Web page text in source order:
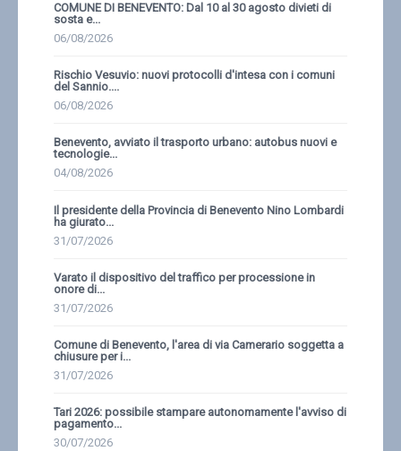
COMUNE DI BENEVENTO: Dal 10 al 30 agosto divieti di
sosta e...
06/08/2026
Rischio Vesuvio: nuovi protocolli d'intesa con i comuni
del Sannio....
06/08/2026
Benevento, avviato il trasporto urbano: autobus nuovi e
tecnologie...
04/08/2026
Il presidente della Provincia di Benevento Nino Lombardi
ha giurato...
31/07/2026
Varato il dispositivo del traffico per processione in
onore di...
31/07/2026
Comune di Benevento, l'area di via Camerario soggetta a
chiusure per i...
31/07/2026
Tari 2026: possibile stampare autonomamente l'avviso di
pagamento...
30/07/2026